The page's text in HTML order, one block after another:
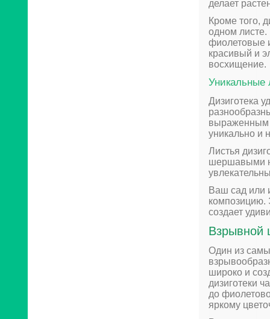
делает
Кроме того,
одном
фиолетовые
красивый и
восхищение.
Дизиготека
выраженным
уникально и
Листья
шершавыми
Ваш сад или
композицию.
создает
Взры­вной
Один из
широко и
дизиготеки
до
яркому